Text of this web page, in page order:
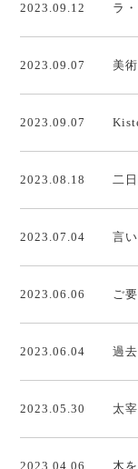
2023.09.12 ラ
2023.09.07 美
2023.09.07
2023.08.18 二
2023.07.04 言
2023.06.06 ご
2023.06.04 過
2023.05.30 太
2023.04.06 木